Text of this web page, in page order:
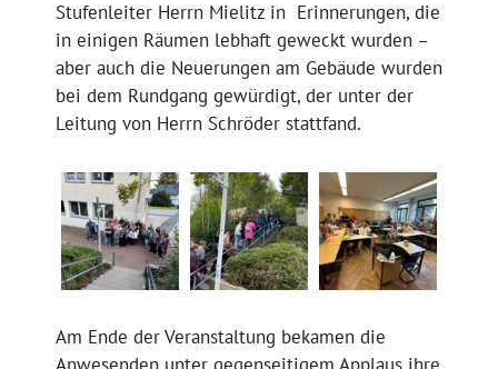
Stufenleiter Herrn Mielitz in Erinnerungen, die
in einigen Räumen lebhaft geweckt wurden –
aber auch die Neuerungen am Gebäude wurden
bei dem Rundgang gewürdigt, der unter der
Leitung von Herrn Schröder stattfand.
Am Ende der Veranstaltung bekamen die